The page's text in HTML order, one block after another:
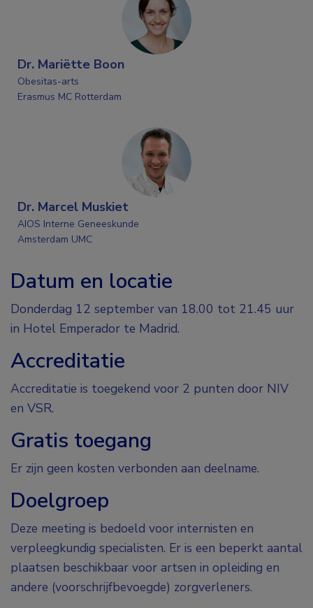
Dr. Mariëtte Boon
Obesitas-arts
Erasmus MC Rotterdam
Dr. Marcel Muskiet
AIOS Interne Geneeskunde
Amsterdam UMC
Datum en locatie
Donderdag 12 september van 18.00 tot 21.45 uur
in Hotel Emperador te Madrid.
Accreditatie
Accreditatie is toegekend voor 2 punten door NIV
en VSR.
Gratis toegang
Er zijn geen kosten verbonden aan deelname.
Doelgroep
Deze meeting is bedoeld voor internisten en
verpleegkundig specialisten. Er is een beperkt aantal
plaatsen beschikbaar voor artsen in opleiding en
andere (voorschrijfbevoegde) zorgverleners.